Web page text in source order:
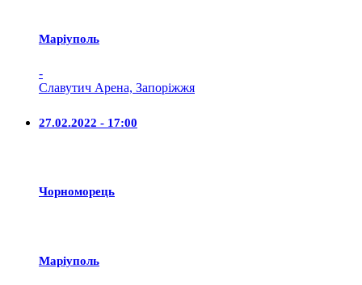
Маріуполь
-
Славутич Арена, Запоріжжя
27.02.2022 - 17:00
Чорноморець
Маріуполь